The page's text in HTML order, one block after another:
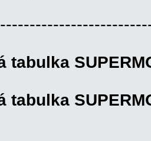
tabulka
tabulka